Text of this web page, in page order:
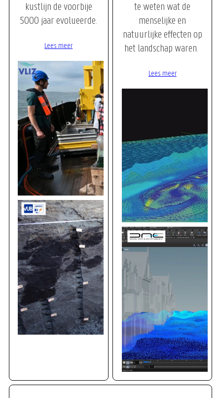
kustlijn de voorbije
5000 jaar evolueerde.
Lees meer
te weten wat de
menselijke en
natuurlijke effecten op
het landschap waren.
Lees meer